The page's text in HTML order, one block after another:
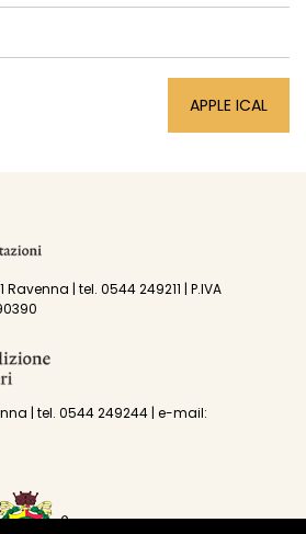
APPLE ICAL
Ravenna | tel. 0544 249211 | P.IVA
| tel. 0544 249244 | e-mail: